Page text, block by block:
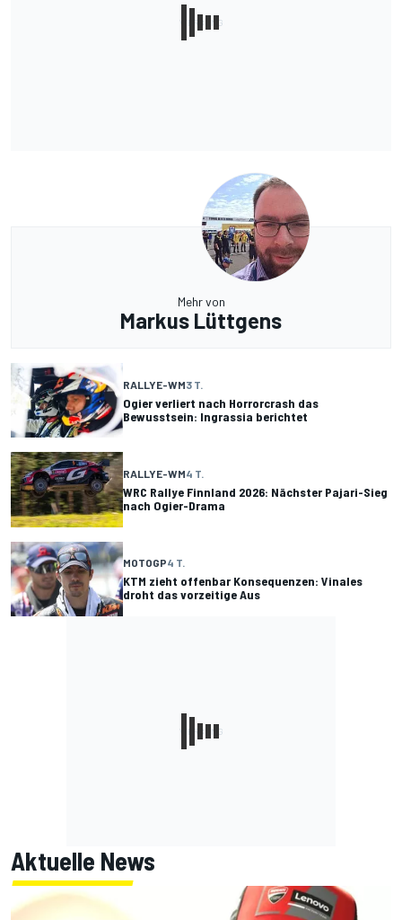
Mehr von
Markus Lüttgens
RALLYE-WM3 T.
Ogier verliert nach Horrorcrash das
Bewusstsein: Ingrassia berichtet
RALLYE-WM4 T.
WRC Rallye Finnland 2026: Nächster Pajari-Sieg
nach Ogier-Drama
MOTOGP4 T.
KTM zieht offenbar Konsequenzen: Vinales
droht das vorzeitige Aus
Aktuelle News